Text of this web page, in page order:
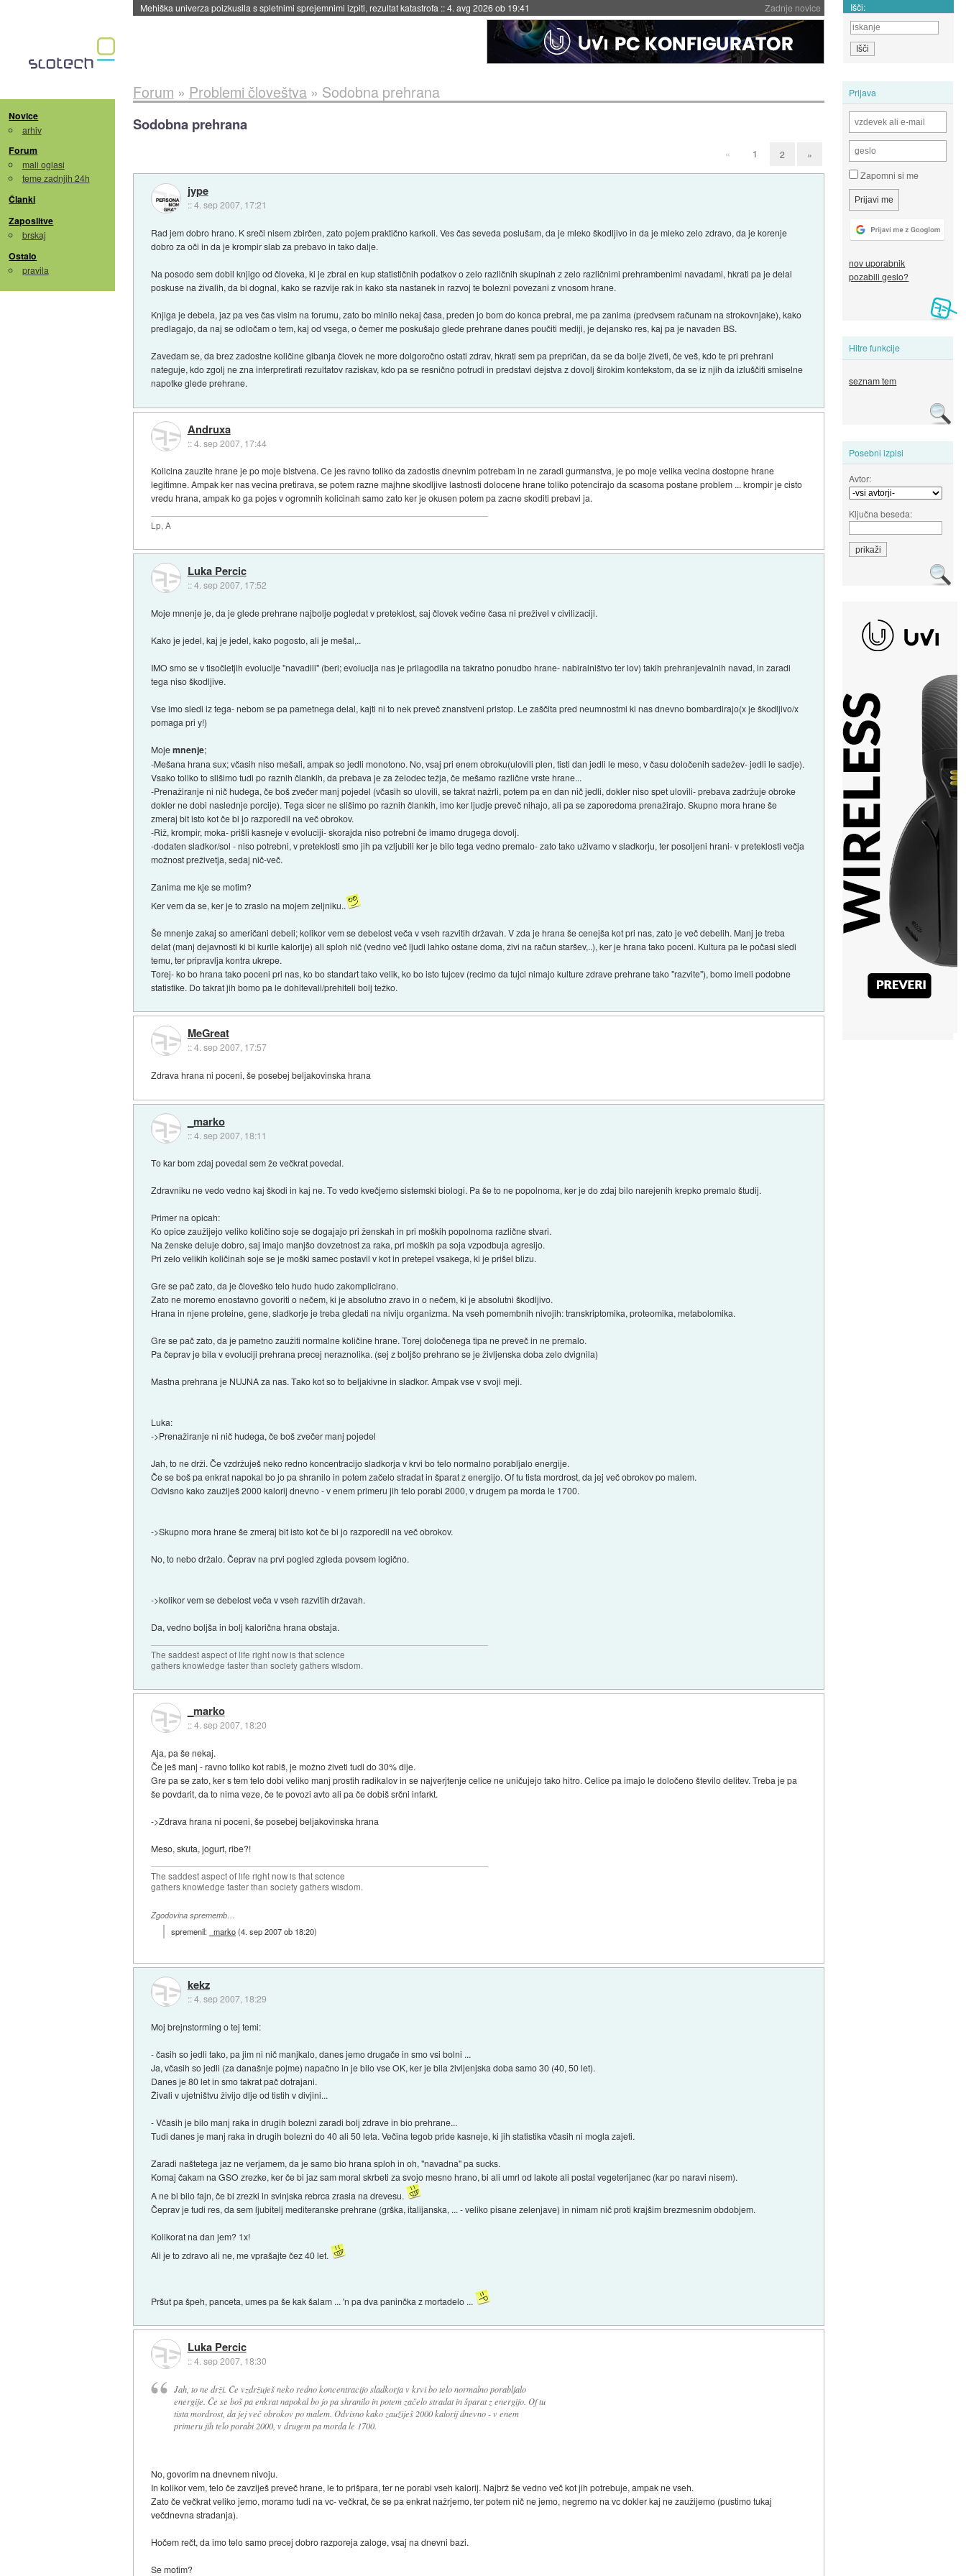
Zadnje novice
Evropska vesoljska agencija razvija svojo raketo za večkratno uporabo::4. avg 2026 ob 19:41 Išči:
Novice
arhiv
Forum
mali oglasi
teme zadnjih 24h
Članki
Zaposlitve
brskaj
Ostalo
pravila
Prijava
Zapomni si me
nov uporabnik
pozabili geslo?
Hitre funkcije
seznam tem
Posebni izpisi
Avtor:
Ključna beseda:
Forum » Problemi človeštva» Sodobna prehrana
Sodobna prehrana
« 1 2 »
jype
::4. sep 2007, 17:21
Rad jem dobro hrano. K sreči nisem zbirčen, zato pojem praktično karkoli. Ves čas seveda poslušam, da je mleko škodljivo in da je mleko zelo zdravo, da je korenje
dobro za oči in da je krompir slab za prebavo in tako dalje.
Na posodo sem dobil knjigo od človeka, ki je zbral en kup statističnih podatkov o zelo različnih skupinah z zelo različnimi prehrambenimi navadami, hkrati pa je delal
poskuse na živalih, da bi dognal, kako se razvije rak in kako sta nastanek in razvoj te bolezni povezani z vnosom hrane.
Knjiga je debela, jaz pa ves čas visim na forumu, zato bo minilo nekaj časa, preden jo bom do konca prebral, me pa zanima (predvsem računam na strokovnjake), kako
predlagajo, da naj se odločam o tem, kaj od vsega, o čemer me poskušajo glede prehrane danes poučiti mediji, je dejansko res, kaj pa je navaden BS.
Zavedam se, da brez zadostne količine gibanja človek ne more dolgoročno ostati zdrav, hkrati sem pa prepričan, da se da bolje živeti, če veš, kdo te pri prehrani
nateguje, kdo zgolj ne zna interpretirati rezultatov raziskav, kdo pa se resnično potrudi in predstavi dejstva z dovolj širokim kontekstom, da se iz njih da izluščiti smiselne
napotke glede prehrane.
Andruxa
::4. sep 2007, 17:44
Kolicina zauzite hrane je po moje bistvena. Ce jes ravno toliko da zadostis dnevnim potrebam in ne zaradi gurmanstva, je po moje velika vecina dostopne hrane
legitimne. Ampak ker nas vecina pretirava, se potem razne majhne skodljive lastnosti dolocene hrane toliko potencirajo da scasoma postane problem ... krompir je cisto
vredu hrana, ampak ko ga pojes v ogromnih kolicinah samo zato ker je okusen potem pa zacne skoditi prebavi ja.
Lp, A
Luka Percic
::4. sep 2007, 17:52
Moje mnenje je, da je glede prehrane najbolje pogledat v preteklost, saj človek večine časa ni preživel v civilizaciji.
Kako je jedel, kaj je jedel, kako pogosto, ali je mešal,..
IMO smo se v tisočletjih evolucije "navadili" (beri; evolucija nas je prilagodila na takratno ponudbo hrane- nabiralništvo ter lov) takih prehranjevalnih navad, in zaradi
tega niso škodljive.
Vse imo sledi iz tega- nebom se pa pametnega delal, kajti ni to nek preveč znanstveni pristop. Le zaščita pred neumnostmi ki nas dnevno bombardirajo(x je škodljivo/x
pomaga pri y!)
Mojemnenje;
-Mešana hrana sux; včasih niso mešali, ampak so jedli monotono. No, vsaj pri enem obroku(ulovili plen, tisti dan jedli le meso, v času določenih sadežev- jedli le sadje).
Vsako toliko to slišimo tudi po raznih člankih, da prebava je za želodec težja, če mešamo različne vrste hrane...
-Prenažiranje ni nič hudega, če boš zvečer manj pojedel (včasih so ulovili, se takrat nažrli, potem pa en dan nič jedli, dokler niso spet ulovili- prebava zadržuje obroke
dokler ne dobi naslednje porcije). Tega sicer ne slišimo po raznih člankih, imo ker ljudje preveč nihajo, ali pa se zaporedoma prenažirajo. Skupno mora hrane še
zmeraj bit isto kot če bi jo razporedil na več obrokov.
-Riž, krompir, moka- prišli kasneje v evoluciji- skorajda niso potrebni če imamo drugega dovolj.
-dodaten sladkor/sol - niso potrebni, v preteklosti smo jih pa vzljubili ker je bilo tega vedno premalo- zato tako uživamo v sladkorju, ter posoljeni hrani- v preteklosti večja
možnost preživetja, sedaj nič-več.
Zanima me kje se motim?
Ker vem da se, ker je to zraslo na mojem zeljniku..
Še mnenje zakaj so američani debeli; kolikor vem se debelost veča v vseh razvitih državah. V zda je hrana še cenejša kot pri nas, zato je več debelih. Manj je treba
delat (manj dejavnosti ki bi kurile kalorije) ali sploh nič (vedno več ljudi lahko ostane doma, živi na račun staršev,..), ker je hrana tako poceni. Kultura pa le počasi sledi
temu, ter pripravlja kontra ukrepe.
Torej- ko bo hrana tako poceni pri nas, ko bo standart tako velik, ko bo isto tujcev (recimo da tujci nimajo kulture zdrave prehrane tako "razvite"), bomo imeli podobne
statistike. Do takrat jih bomo pa le dohitevali/prehiteli bolj težko.
MeGreat
::4. sep 2007, 17:57
Zdrava hrana ni poceni, še posebej beljakovinska hrana
_marko
::4. sep 2007, 18:11
To kar bom zdaj povedal sem že večkrat povedal.
Zdravniku ne vedo vedno kaj škodi in kaj ne. To vedo kvečjemo sistemski biologi. Pa še to ne popolnoma, ker je do zdaj bilo narejenih krepko premalo študij.
Primer na opicah:
Ko opice zaužijejo veliko količino soje se dogajajo pri ženskah in pri moških popolnoma različne stvari.
Na ženske deluje dobro, saj imajo manjšo dovzetnost za raka, pri moških pa soja vzpodbuja agresijo.
Pri zelo velikih količinah soje se je moški samec postavil v kot in pretepel vsakega, ki je prišel blizu.
Gre se pač zato, da je človeško telo hudo hudo zakomplicirano.
Zato ne moremo enostavno govoriti o nečem, ki je absolutno zravo in o nečem, ki je absolutni škodljivo.
Hrana in njene proteine, gene, sladkorje je treba gledati na niviju organizma. Na vseh pomembnih nivojih: transkriptomika, proteomika, metabolomika.
Gre se pač zato, da je pametno zaužiti normalne količine hrane. Torej določenega tipa ne preveč in ne premalo.
Pa čeprav je bila v evoluciji prehrana precej neraznolika. (sej z boljšo prehrano se je življenska doba zelo dvignila)
Mastna prehrana je NUJNA za nas. Tako kot so to beljakivne in sladkor. Ampak vse v svoji meji.
Luka:
->Prenažiranje ni nič hudega, če boš zvečer manj pojedel
Jah, to ne drži. Če vzdržuješ neko redno koncentracijo sladkorja v krvi bo telo normalno porabljalo energije.
Če se boš pa enkrat napokal bo jo pa shranilo in potem začelo stradat in šparat z energijo. Of tu tista mordrost, da jej več obrokov po malem.
Odvisno kako zaužiješ 2000 kalorij dnevno - v enem primeru jih telo porabi 2000, v drugem pa morda le 1700.
->Skupno mora hrane še zmeraj bit isto kot če bi jo razporedil na več obrokov.
No, to nebo držalo. Čeprav na prvi pogled zgleda povsem logično.
->kolikor vem se debelost veča v vseh razvitih državah.
Da, vedno boljša in bolj kalorična hrana obstaja.
The saddest aspect of life right now is that science
gathers knowledge faster than society gathers wisdom.
_marko
::4. sep 2007, 18:20
Aja, pa še nekaj.
Če ješ manj - ravno toliko kot rabiš, je možno živeti tudi do 30% dlje.
Gre pa se zato, ker s tem telo dobi veliko manj prostih radikalov in se najverjtenje celice ne uničujejo tako hitro. Celice pa imajo le določeno število delitev. Treba je pa
še povdarit, da to nima veze, če te povozi avto ali pa če dobiš srčni infarkt.
->Zdrava hrana ni poceni, še posebej beljakovinska hrana
Meso, skuta, jogurt, ribe?!
The saddest aspect of life right now is that science
gathers knowledge faster than society gathers wisdom.
Zgodovina sprememb…
spremenil: _marko(4. sep 2007 ob 18:20)
kekz
::4. sep 2007, 18:29
Moj brejnstorming o tej temi:
- časih so jedli tako, pa jim ni nič manjkalo, danes jemo drugače in smo vsi bolni ...
Ja, včasih so jedli (za današnje pojme) napačno in je bilo vse OK, ker je bila življenjska doba samo 30 (40, 50 let).
Danes je 80 let in smo takrat pač dotrajani.
Živali v ujetništvu živijo dlje od tistih v divjini...
- Včasih je bilo manj raka in drugih bolezni zaradi bolj zdrave in bio prehrane...
Tudi danes je manj raka in drugih bolezni do 40 ali 50 leta. Večina tegob pride kasneje, ki jih statistika včasih ni mogla zajeti.
Zaradi naštetega jaz ne verjamem, da je samo bio hrana sploh in oh, "navadna" pa sucks.
Komaj čakam na GSO zrezke, ker če bi jaz sam moral skrbeti za svojo mesno hrano, bi ali umrl od lakote ali postal vegeterijanec (kar po naravi nisem).
A ne bi bilo fajn, če bi zrezki in svinjska rebrca zrasla na drevesu.
Čeprav je tudi res, da sem ljubitelj mediteranske prehrane (grška, italijanska, ... - veliko pisane zelenjave) in nimam nič proti krajšim brezmesnim obdobjem.
Kolikorat na dan jem? 1x!
Ali je to zdravo ali ne, me vprašajte čez 40 let.
Pršut pa špeh, panceta, umes pa še kak šalam ... 'n pa dva paninčka z mortadelo ...
Luka Percic
::4. sep 2007, 18:30
Jah, to ne drži. Če vzdržuješ neko redno koncentracijo sladkorja v krvi bo telo normalno porabljalo
energije. Če se boš pa enkrat napokal bo jo pa shranilo in potem začelo stradat in šparat z energijo. Of tu
tista mordrost, da jej več obrokov po malem. Odvisno kako zaužiješ 2000 kalorij dnevno - v enem
primeru jih telo porabi 2000, v drugem pa morda le 1700.
No, govorim na dnevnem nivoju.
In kolikor vem, telo če zavziješ preveč hrane, le to prišpara, ter ne porabi vseh kalorij. Najbrž še vedno več kot jih potrebuje, ampak ne vseh.
Zato če večkrat veliko jemo, moramo tudi na vc- večkrat, če se pa enkrat nažrjemo, ter potem nič ne jemo, negremo na vc dokler kaj ne zaužijemo (pustimo tukaj
večdnevna stradanja).
Hočem rečt, da imo telo samo precej dobro razporeja zaloge, vsaj na dnevni bazi.
Se motim?